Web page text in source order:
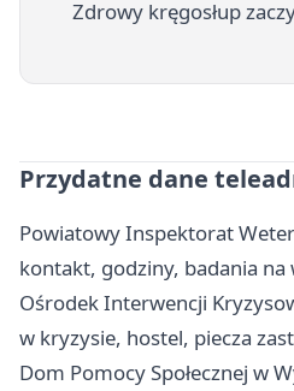
Zdrowy kręgosłup
Przydatne dane
Powiatowy Inspektorat
kontakt, godziny, badania na
Ośrodek Interwencji
w kryzysie, hostel, piecza
Dom Pomocy Społecznej w